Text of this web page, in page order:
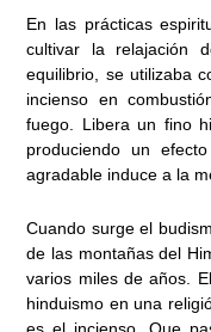
En las prácticas
cultivar la relajación
equilibrio, se utilizaba
incienso en
fuego. Libera un fino
produciendo un
agradable induce a la
Cuando surge el
de las montañas del
varios miles de años.
hinduismo en una